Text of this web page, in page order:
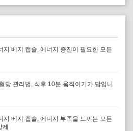
지 베지 캡슐, 에너지 증진이 필요한 모든
당 관리법, 식후 10분 움직이기가 답입니
지 베지 캡슐, 에너지 부족을 느끼는 모든